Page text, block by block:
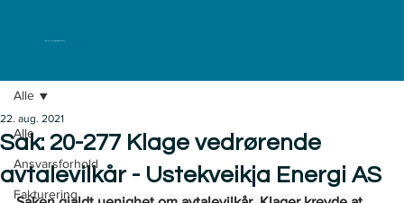
ELKLAGENEMNDA
Alle
Ansvarsforhold
Fakturering
Alle
Sak: 20-277 Klage vedrørende
avtalevilkår - Ustekveikja Energi AS
22. aug. 2021